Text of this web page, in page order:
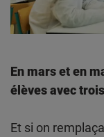
En mars et en
élèves avec
Et si on